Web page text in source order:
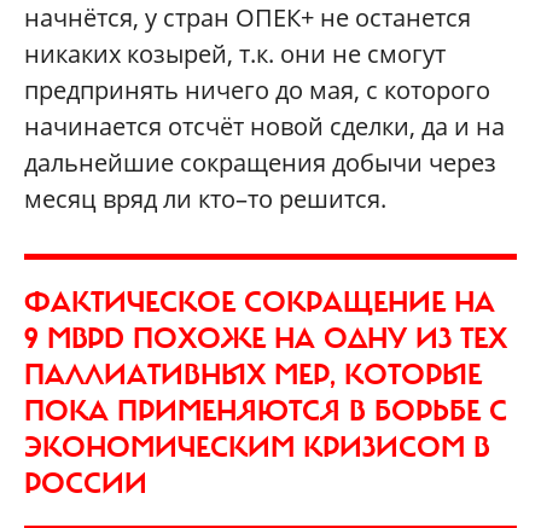
начнётся, у стран ОПЕК+ не останется
никаких козырей, т.к. они не смогут
предпринять ничего до мая, с которого
начинается отсчёт новой сделки, да и на
дальнейшие сокращения добычи через
месяц вряд ли кто–то решится.
ФАКТИЧЕСКОЕ СОКРАЩЕНИЕ НА
9 MBPD ПОХОЖЕ НА ОДНУ ИЗ ТЕХ
ПАЛЛИАТИВНЫХ МЕР, КОТОРЫЕ
ПОКА ПРИМЕНЯЮТСЯ В БОРЬБЕ С
ЭКОНОМИЧЕСКИМ КРИЗИСОМ В
РОССИИ